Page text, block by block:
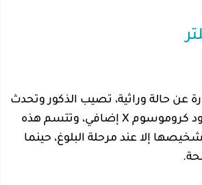
عن حالة وراثية، تصيب الذكور وتحدث
عند الولادة نتيجة وجود كروموسوم X إضافي، وتتسم هذه
إلا عند مرحلة البلوغ، حينما